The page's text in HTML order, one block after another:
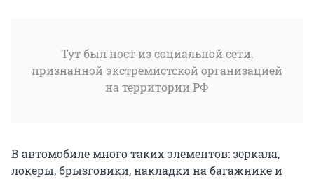
Тут был пост из социальной сети,
признанной экстремистской организацией
на территории РФ
В автомобиле много таких элементов: зеркала,
локеры, брызговики, накладки на багажнике и